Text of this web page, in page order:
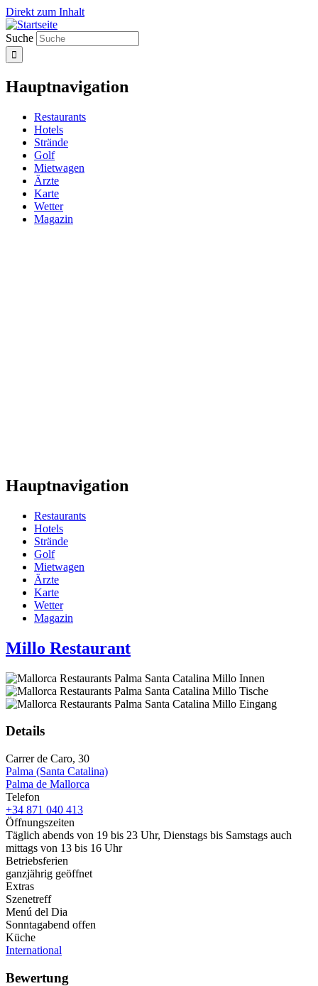
Direkt zum Inhalt
Suche
Hauptnavigation
Restaurants
Hotels
Strände
Golf
Mietwagen
Ärzte
Karte
Wetter
Magazin
Hauptnavigation
Restaurants
Hotels
Strände
Golf
Mietwagen
Ärzte
Karte
Wetter
Magazin
Millo Restaurant
Details
Carrer de Caro, 30
Palma (Santa Catalina)
Palma de Mallorca
Telefon
+34 871 040 413
Öffnungszeiten
Täglich abends von 19 bis 23 Uhr, Dienstags bis Samstags auch
mittags von 13 bis 16 Uhr
Betriebsferien
ganzjährig geöffnet
Extras
Szenetreff
Menú del Dia
Sonntagabend offen
Küche
International
Bewertung